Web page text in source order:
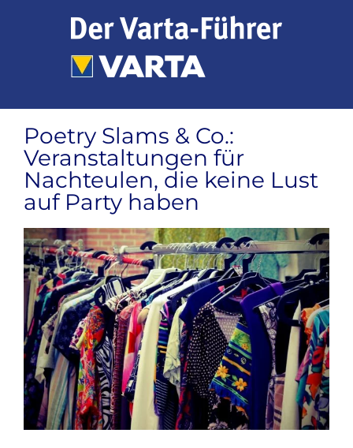
Poetry Slams & Co.:
Veranstaltungen für
Nachteulen, die keine Lust
auf Party haben
Zeige
grösseres
Bild